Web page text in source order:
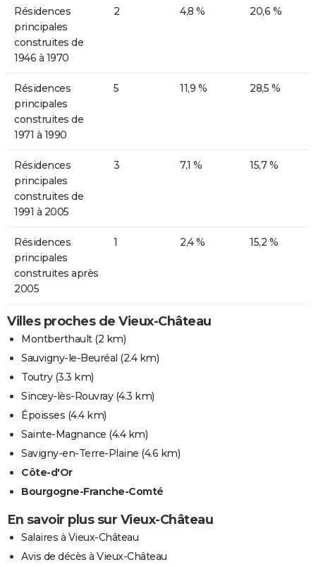
Résidences
principales
construites de
1946 à 1970
2 4,8 % 20,6 %
Résidences
principales
construites de
1971 à 1990
5 11,9 % 28,5 %
Résidences
principales
construites de
1991 à 2005
3 7,1 % 15,7 %
Résidences
principales
construites après
2005
1 2,4 % 15,2 %
Villes proches de Vieux-Château
Montberthault(2 km)
Sauvigny-le-Beuréal (2.4 km)
Toutry(3.3 km)
Sincey-lès-Rouvray(4.3 km)
Époisses (4.4 km)
Sainte-Magnance (4.4 km)
Savigny-en-Terre-Plaine (4.6 km)
Côte-d'Or
Bourgogne-Franche-Comté
En savoir plus sur Vieux-Château
Salaires à Vieux-Château
Avis de décès à Vieux-Château